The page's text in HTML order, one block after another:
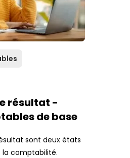
résultat -
de base
sont deux états
comptabilité.